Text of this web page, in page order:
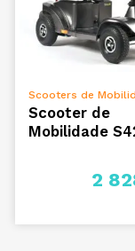
ADICIONAR
Scooters de
Scooter de
Mobilidade
2